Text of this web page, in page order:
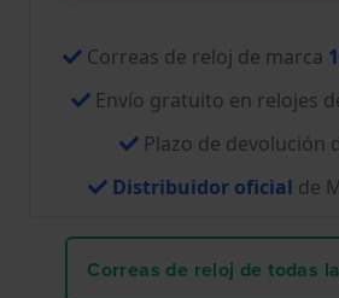
Correas de reloj de marca
Envío gratuito en relojes
Plazo de devolución
Distribuidor oficial de
Correas de reloj de todas